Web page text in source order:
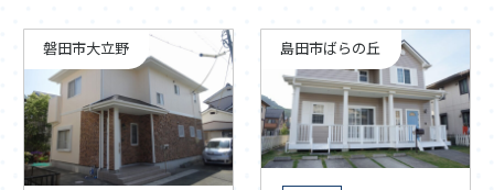
磐田市大立野 島田市ばらの丘